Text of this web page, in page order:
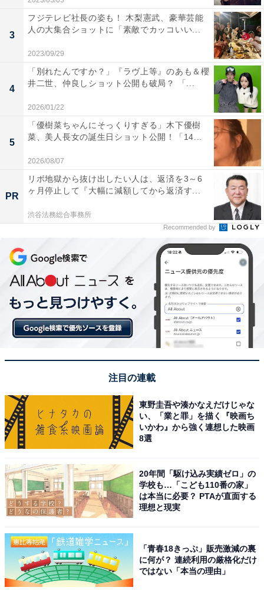
3
フジテレビ社長の姿も！ 木梨憲武、豪華芸能
人の大集合ショットに「素敵でカッコいい...
2023/09/29
4
「別れたんですか？」『ラヴ上等』のあも＆櫻
井二世、仲良しショット公開も破局？ 「...
2026/01/22
5
「優樹菜ちゃんにそっくりすぎる」木下優樹
菜、美人長女の誕生日ショット公開！「14...
2026/08/07
PR
リボ地獄から抜け出したい人は、返済を3～6
ヶ月停止して『大幅に減額してから返済す...
渋谷法務総合事務所
Recommended by
注目の連載
東野圭吾や湊かなえだけじゃな
い、「業と罪」を描く『映画ち
いかわ』から強く連想した映画
8選
20年間「駆け込み実績ゼロ」の
学校も…「こども110番の家」
は本当に必要？ PTAが直面する
理想と現実
「青春18きっぷ」販売激減の裏
に何が？ 連続利用の厳格化だけ
ではない「本当の理由」